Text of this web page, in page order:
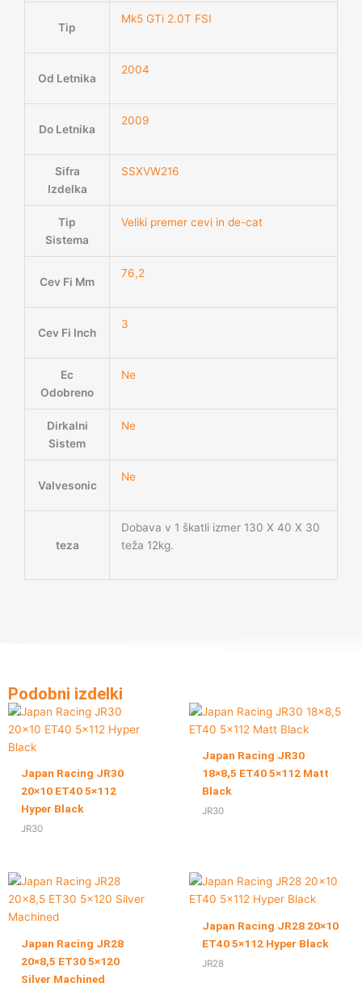
Tip
Mk5 GTi 2.0T FSI
Od Letnika
2004
Do Letnika
2009
Sifra
Izdelka
SSXVW216
Tip
Sistema
Veliki premer cevi in de-cat
Cev Fi Mm
76,2
Cev Fi Inch
3
Ec
Odobreno
Ne
Dirkalni
Sistem
Ne
Valvesonic
Ne
teza
Dobava v 1 škatli izmer 130 X 40 X 30
teža 12kg.
Podobni izdelki
Japan Racing JR30
20×10 ET40 5×112
Hyper Black
JR30
Japan Racing JR30
18×8,5 ET40 5×112 Matt
Black
JR30
Japan Racing JR28
20×8,5 ET30 5×120
Silver Machined
Japan Racing JR28 20×10
ET40 5×112 Hyper Black
JR28